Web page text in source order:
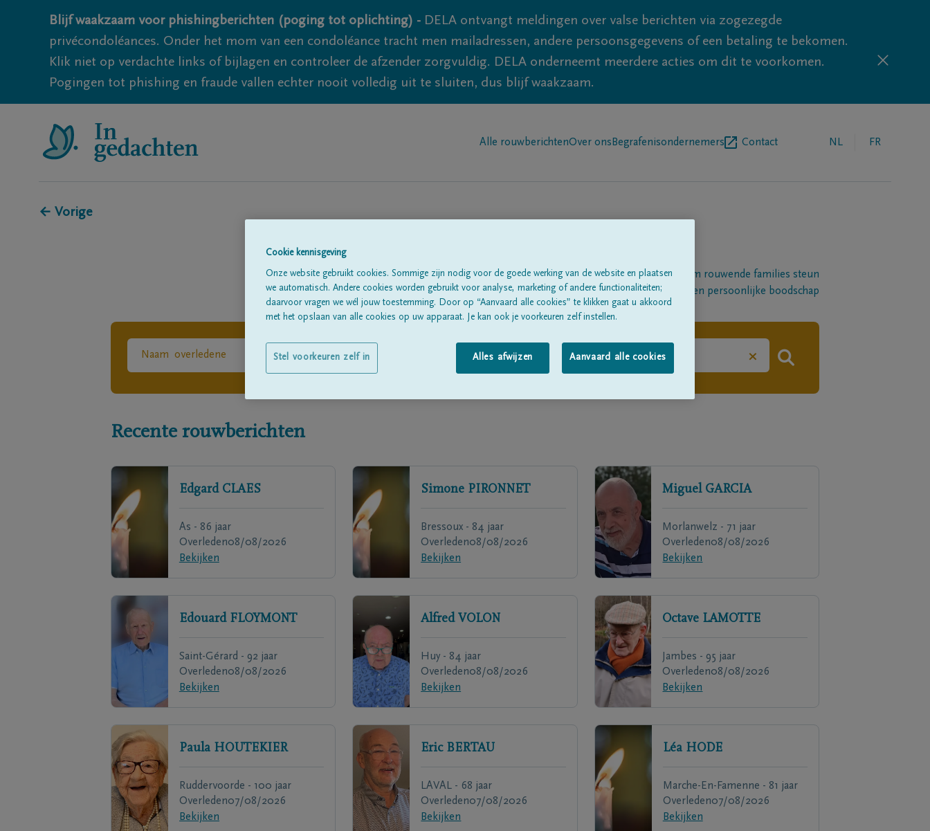
Blijf waakzaam voor phishingberichten (poging tot oplichting) - DELA ontvangt meldingen over valse berichten via zogezegde
privécondoléances. Onder het mom van een condoléance tracht men mailadressen, andere persoonsgegevens of een betaling te bekomen.
Klik niet op verdachte links of bijlagen en controleer de afzender zorgvuldig. DELA onderneemt meerdere acties om dit te voorkomen.
Pogingen tot phishing en fraude vallen echter nooit volledig uit te sluiten, dus blijf waakzaam.
Alle rouwberichtenOver ons Begrafenisondernemers Contact NL FR
← Vorige
Een platform om rouwende families steun
te betuigen met een persoonlijke boodschap
×
Recente rouwberichten
Edgard CLAES
As - 86 jaar
Overleden08/08/2026
Bekijken
Simone PIRONNET
Bressoux - 84 jaar
Overleden08/08/2026
Bekijken
Miguel GARCIA
Morlanwelz - 71 jaar
Overleden08/08/2026
Bekijken
Edouard FLOYMONT
Saint-Gérard - 92 jaar
Overleden08/08/2026
Bekijken
Alfred VOLON
Huy - 84 jaar
Overleden08/08/2026
Bekijken
Octave LAMOTTE
Jambes - 95 jaar
Overleden08/08/2026
Bekijken
Paula HOUTEKIER
Ruddervoorde - 100 jaar
Overleden07/08/2026
Bekijken
Eric BERTAU
LAVAL - 68 jaar
Overleden07/08/2026
Bekijken
Léa HODE
Marche-En-Famenne - 81 jaar
Overleden07/08/2026
Bekijken
Cookie kennisgeving
Onze website gebruikt cookies. Sommige zijn nodig voor de goede werking van de website en plaatsen
we automatisch. Andere cookies worden gebruikt voor analyse, marketing of andere functionaliteiten;
daarvoor vragen we wél jouw toestemming. Door op “Aanvaard alle cookies” te klikken gaat u akkoord
met het opslaan van alle cookies op uw apparaat. Je kan ook je voorkeuren zelf instellen.
Alles afwijzen Aanvaard alle cookies
Stel voorkeuren zelf in